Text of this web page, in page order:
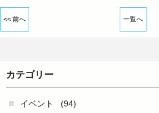
<< 前へ 一覧へ
カテゴリー
イベント
(94)